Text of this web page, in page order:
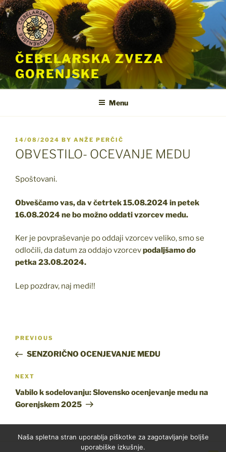
Skip
to
content
ČEBELARSKA ZVEZA
GORENJSKE
Menu
POSTED
ON
14/08/2024 BY ANŽE PERČIČ
OBVESTILO- OCEVANJE MEDU
Spoštovani.
Obveščamo vas, da v četrtek 15.08.2024 in petek
16.08.2024 ne bo možno oddati vzorcev medu.
Ker je povpraševanje po oddaji vzorcev veliko, smo se
odločili, da datum za oddajo vzorcevpodaljšamo do
petka 23.08.2024.
Lep pozdrav, naj medi!!
Post
navigation
Previous
Post
PREVIOUS
SENZORIČNO OCENJEVANJE MEDU
Next
Post
NEXT
Vabilo k sodelovanju: Slovensko ocenjevanje medu na
Gorenjskem 2025
Naša spletna stran uporablja piškotke za zagotavljanje boljše
uporabiške izkušnje.